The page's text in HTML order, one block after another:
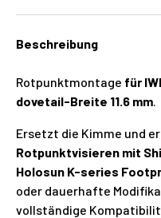
Beschreibung
Rotpunktmontage für
dovetail-Breite 11.6 mm
Ersetzt die Kimme und
Rotpunktvisieren mit
Holosun K-series
oder dauerhafte
vollständige